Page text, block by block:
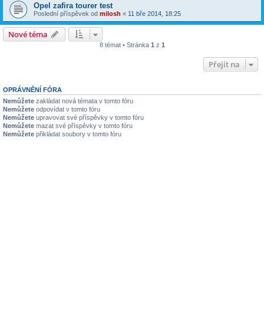
Opel zafira tourer test
Poslední příspěvek od milosh « 11 bře 2014, 18:25
Nové téma
8 témat • Stránka 1 z 1
Přejít na
OPRÁVNĚNÍ FÓRA
Nemůžete zakládat nová témata v tomto fóru
Nemůžete odpovídat v tomto fóru
Nemůžete upravovat své příspěvky v tomto fóru
Nemůžete mazat své příspěvky v tomto fóru
Nemůžete přikládat soubory v tomto fóru